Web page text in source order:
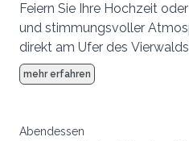
Felsensaal
Feiern Sie Ihre Hochzeit
und stimmungsvoller
direkt am Ufer des
uns, Ihren einzigartigen
mehr erfahren
Abendessen